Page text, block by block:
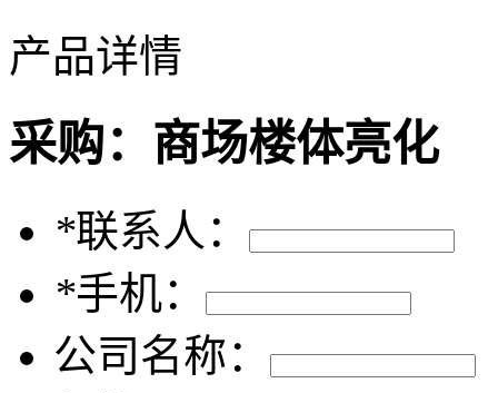
产品详情
采购： 商场楼体亮化
*联系人：
*手机：
公司名称：